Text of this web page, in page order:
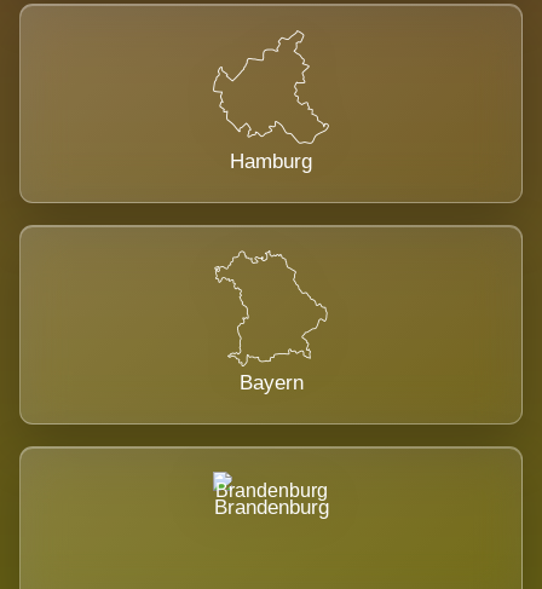
Hamburg
Bayern
Brandenburg